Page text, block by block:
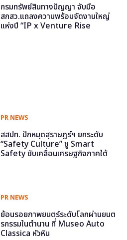
กรมทรัพย์สินทางปัญญา จับมือ
สกสว.แถลงความพร้อมจัดงานใหญ่
แห่งปี “IP x Venture Rise
PR NEWS
สสปท. ปักหมุดสุราษฎร์ฯ ยกระดับ
“Safety Culture” ชู Smart
Safety ขับเคลื่อนเศรษฐกิจภาคใต้
PR NEWS
ย้อนรอยภาพยนตร์ระดับโลกผ่านยนต
รกรรมในตำนาน ที่ Museo Auto
Classica หัวหิน